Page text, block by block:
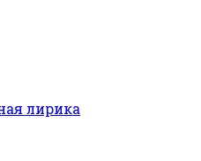
лирика